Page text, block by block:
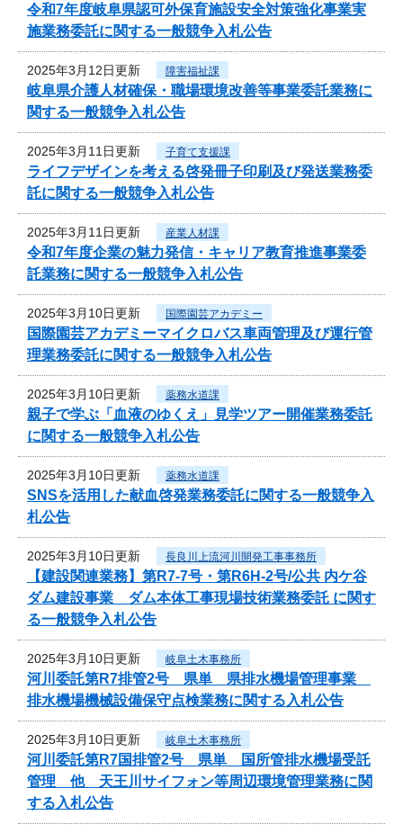
令和7年度岐阜県認可外保育施設安全対策強化事業実
施業務委託に関する一般競争入札公告
2025年3月12日更新 障害福祉課
岐阜県介護人材確保・職場環境改善等事業委託業務に
関する一般競争入札公告
2025年3月11日更新 子育て支援課
ライフデザインを考える啓発冊子印刷及び発送業務委
託に関する一般競争入札公告
2025年3月11日更新 産業人材課
令和7年度企業の魅力発信・キャリア教育推進事業委
託業務に関する一般競争入札公告
2025年3月10日更新 国際園芸アカデミー
国際園芸アカデミーマイクロバス車両管理及び運行管
理業務委託に関する一般競争入札公告
2025年3月10日更新 薬務水道課
親子で学ぶ「血液のゆくえ」見学ツアー開催業務委託
に関する一般競争入札公告
2025年3月10日更新 薬務水道課
SNSを活用した献血啓発業務委託に関する一般競争入
札公告
2025年3月10日更新 長良川上流河川開発工事事務所
【建設関連業務】第R7-7号・第R6H-2号/公共 内ケ谷
ダム建設事業 ダム本体工事現場技術業務委託 に関す
る一般競争入札公告
2025年3月10日更新 岐阜土木事務所
河川委託第R7排管2号 県単 県排水機場管理事業
排水機場機械設備保守点検業務に関する入札公告
2025年3月10日更新 岐阜土木事務所
河川委託第R7国排管2号 県単 国所管排水機場受託
管理 他 天王川サイフォン等周辺環境管理業務に関
する入札公告